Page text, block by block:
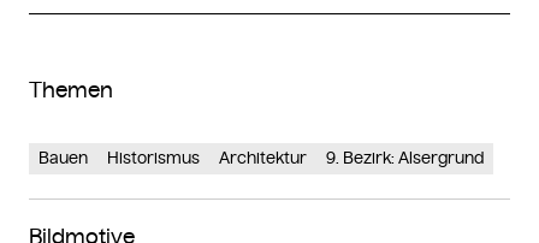
Themen
Bauen Historismus Architektur 9. Bezirk: Alsergrund
Bildmotive